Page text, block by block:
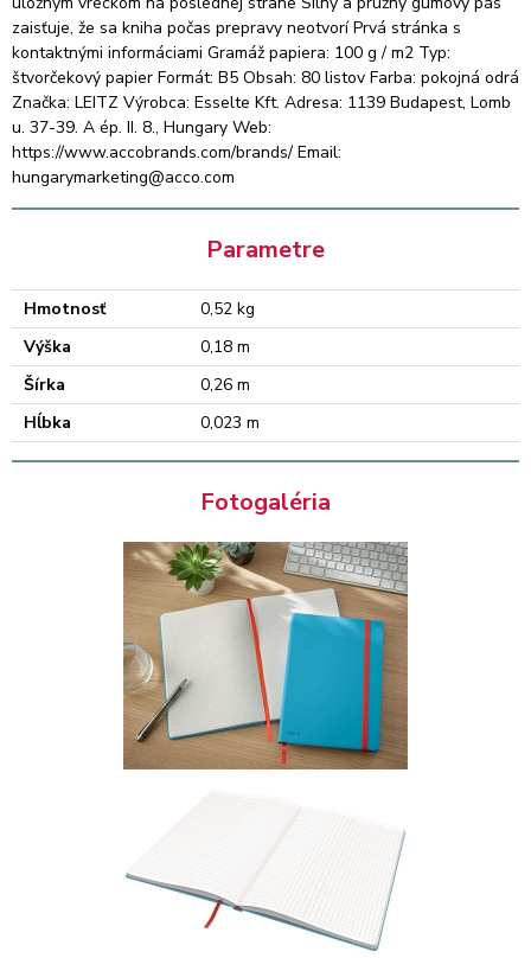
zaisťuje, že sa kniha počas prepravy neotvorí Prvá stránka s
kontaktnými informáciami Gramáž papiera: 100 g / m2 Typ:
štvorčekový papier Formát: B5 Obsah: 80 listov Farba: pokojná odrá
Značka: LEITZ Výrobca: Esselte Kft. Adresa: 1139 Budapest, Lomb
u. 37-39. A ép. II. 8., Hungary Web:
https://www.accobrands.com/brands/ Email:
hungarymarketing@acco.com
Parametre
Hmotnosť
0,52 kg
Výška
0,18 m
Šírka
0,26 m
Hĺbka
0,023 m
Fotogaléria